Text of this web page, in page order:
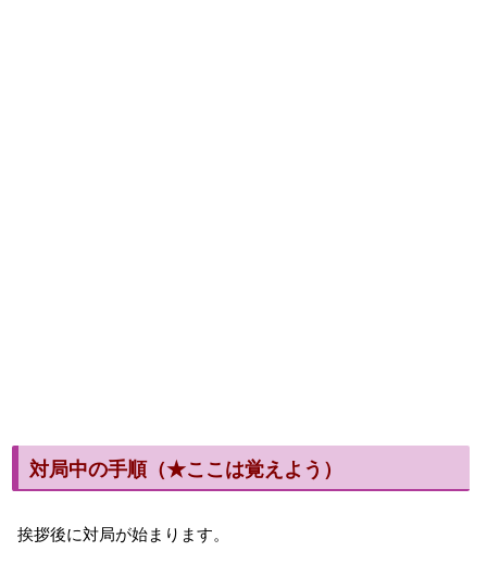
対局中の手順（★ここは覚えよう）
挨拶後に対局が始まります。